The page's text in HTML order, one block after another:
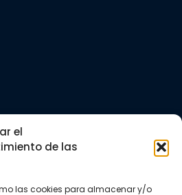
el
de las
las cookies para almacenar y/o